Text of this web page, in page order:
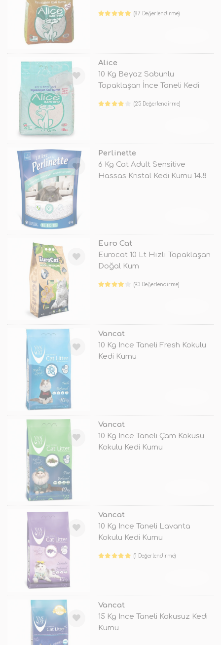
(87 Değerlendirme)
Alice
10 Kg Beyaz Sabunlu
Topaklaşan İnce Taneli Kedi
(25 Değerlendirme)
Perlinette
6 Kg Cat Adult Sensitive
Hassas Kristal Kedi Kumu 14.8
Euro Cat
Eurocat 10 Lt Hızlı Topaklaşan
Doğal Kum
(93 Değerlendirme)
Vancat
10 Kg Ince Taneli Fresh Kokulu
Kedi Kumu
Vancat
10 Kg Ince Taneli Çam Kokusu
Kokulu Kedi Kumu
Vancat
10 Kg Ince Taneli Lavanta
Kokulu Kedi Kumu
(1 Değerlendirme)
Vancat
15 Kg Ince Taneli Kokusuz Kedi
Kumu